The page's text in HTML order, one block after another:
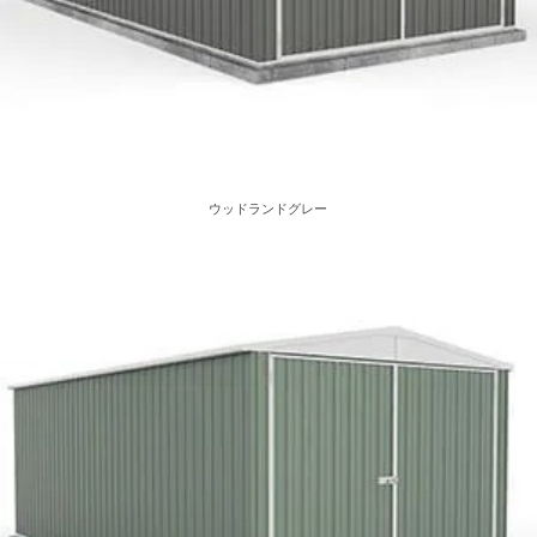
ウッドランドグレー